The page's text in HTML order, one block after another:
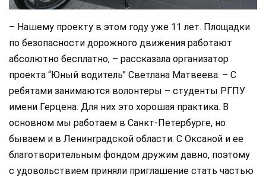
– Нашему проекту в этом году уже 11 лет. Площадки
по безопасности дорожного движения работают
абсолютно бесплатно, – рассказала организатор
проекта “Юный водитель” Светлана Матвеева. – С
ребятами занимаются волонтеры – студенты РГПУ
имени Герцена. Для них это хорошая практика. В
основном мы работаем в Санкт-Петербурге, но
бываем и в Ленинградской области. С Оксаной и ее
благотворительным фондом дружим давно, поэтому
с удовольствием приняли приглашение стать частью